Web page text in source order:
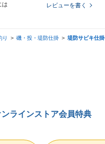
は
レビューを書く
り > 磯・投・堤防仕掛 > 堤防サビキ仕掛
ンラインストア会員特典